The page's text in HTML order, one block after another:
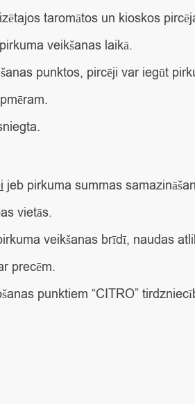
taromātos un kioskos
veikšanas laikā.
punktos, pircēji var iegūt
jeb pirkuma summas
vietās.
veikšanas brīdī, naudas
precēm.
punktiem “CITRO”